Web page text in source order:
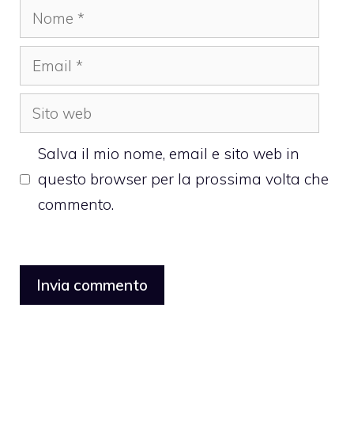
Nome
Email
Sito
web
Salva il mio nome, email e sito web in
questo browser per la prossima volta che
commento.